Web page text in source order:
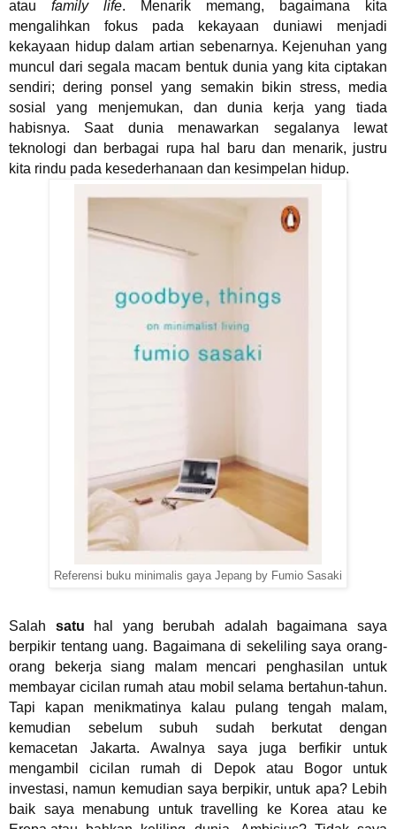
atau family life. Menarik memang, bagaimana kita
mengalihkan fokus pada kekayaan duniawi menjadi
kekayaan hidup dalam artian sebenarnya. Kejenuhan yang
muncul dari segala macam bentuk dunia yang kita ciptakan
sendiri; dering ponsel yang semakin bikin stress, media
sosial yang menjemukan, dan dunia kerja yang tiada
habisnya. Saat dunia menawarkan segalanya lewat
teknologi dan berbagai rupa hal baru dan menarik, justru
kita rindu pada kesederhanaan dan kesimpelan hidup.
Referensi buku minimalis gaya Jepang by Fumio Sasaki
Salah satu hal yang berubah adalah bagaimana saya
berpikir tentang uang. Bagaimana di sekeliling saya orang-
orang bekerja siang malam mencari penghasilan untuk
membayar cicilan rumah atau mobil selama bertahun-tahun.
Tapi kapan menikmatinya kalau pulang tengah malam,
kemudian sebelum subuh sudah berkutat dengan
kemacetan Jakarta. Awalnya saya juga berfikir untuk
mengambil cicilan rumah di Depok atau Bogor untuk
investasi, namun kemudian saya berpikir, untuk apa? Lebih
baik saya menabung untuk travelling ke Korea atau ke